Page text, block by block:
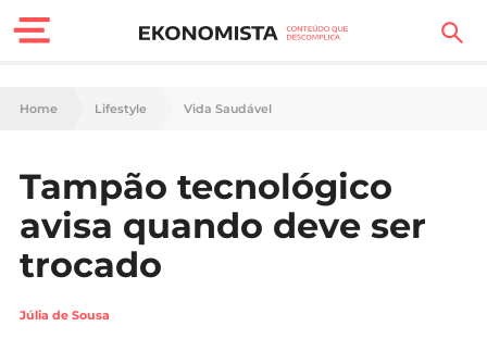
Finanças Pessoais
Carreira
Casa
Lifestyle
Home Lifestyle Vida Saudável
Tampão tecnológico
avisa quando deve ser
trocado
Júlia de Sousa